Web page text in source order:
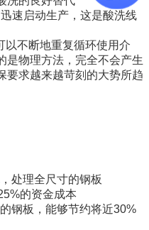
启动生产，这是酸洗线
不断地重复循环使用介
是物理方法，完全不会产生
要求越来越苛刻的大势所趋
处理全尺寸的钢板
的资金成本
板，能够节约将近30%